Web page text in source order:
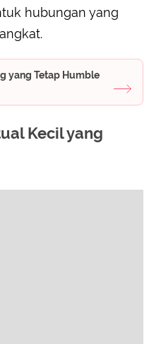
hubungan yang
yang Tetap Humble
Kecil yang